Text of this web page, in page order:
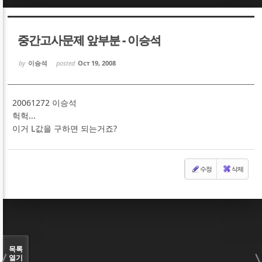
중간고사문제 앞부분 - 이승석
by 이승석 posted Oct 19, 2008
20061272 이승석
헉헉...
이거 L값을 구하면 되는거죠?
수정 삭제
목록
열기
Sketchbook5, 스케치북5
Sketchbook5, 스케치북5
Sketchbook5, 스케치북5
Sketchbook5, 스케치북5